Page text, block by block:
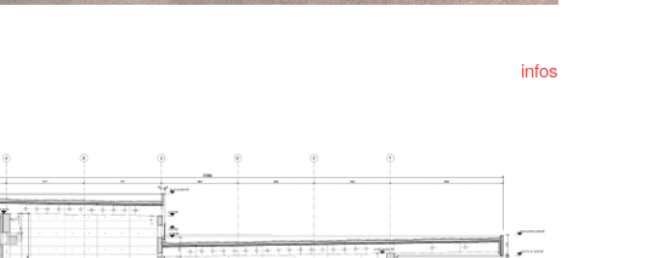
infos